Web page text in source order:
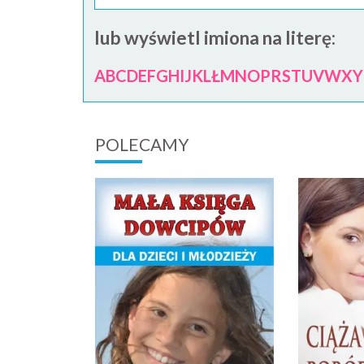
lub wyświetl imiona na literę:
ABCDEFGHIJKLŁMNOPRSTUVWXY
POLECAMY